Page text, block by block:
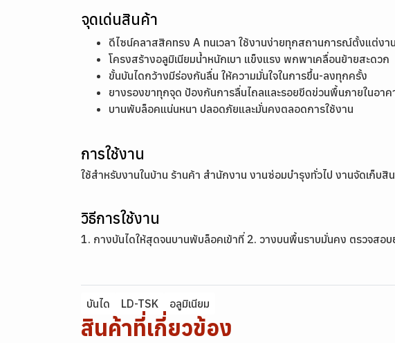
จุดเด่นสินค้า
ดีไซน์คลาสสิคทรง A ทนเวลา ใช้งานง่ายทุกสถานการณ์ตั้งแต่งา
โครงสร้างอลูมิเนียมน้ำหนักเบา แข็งแรง พกพาเคลื่อนย้ายสะดวก
ขั้นบันไดกว้างมีร่องกันลื่น ให้ความมั่นใจในการขึ้น-ลงทุกครั้ง
ยางรองขาทุกจุด ป้องกันการลื่นไถลและรอยขีดข่วนพื้นภายในอาค
บานพับล็อคแน่นหนา ปลอดภัยและมั่นคงตลอดการใช้งาน
การใช้งาน
ใช้สำหรับงานในบ้าน ร้านค้า สำนักงาน งานซ่อมบำรุงทั่วไป งานจัดเก็บสิ
วิธีการใช้งาน
1. กางบันไดให้สุดจนบานพับล็อคเข้าที่ 2. วางบนพื้นราบมั่นคง ตรวจสอ
บันได LD-TSK อลูมิเนียม
สินค้าที่เกี่ยวข้อง